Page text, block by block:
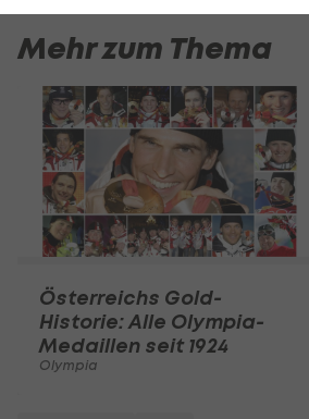
Mehr zum Thema
Österreichs Gold-
Historie: Alle Olympia-
Medaillen seit 1924
Olympia